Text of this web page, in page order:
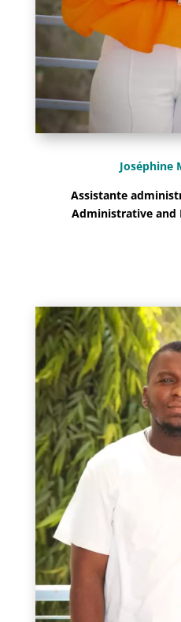
Joséphine
Assistante
Administrative and